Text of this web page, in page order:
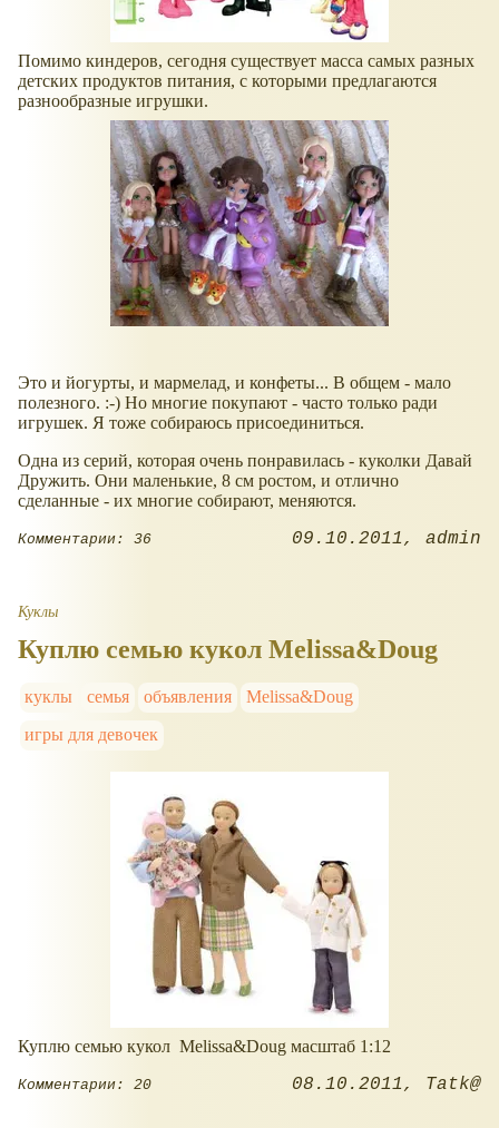
Помимо киндеров, сегодня существует масса самых разных
детских продуктов питания, с которыми предлагаются
разнообразные игрушки.
Это и йогурты, и мармелад, и конфеты... В общем - мало
полезного. :-) Но многие покупают - часто только ради
игрушек. Я тоже собираюсь присоединиться.
Одна из серий, которая очень понравилась - куколки Давай
Дружить. Они маленькие, 8 см ростом, и отлично
сделанные - их многие собирают, меняются.
Комментарии: 36 09.10.2011 admin
Куклы
Куплю семью кукол Melissa&Doug
куклы семья объявления
Melissa&Doug
игры для девочек
Куплю семью кукол Melissa&Doug масштаб 1:12
Комментарии: 20 08.10.2011 Tatk@